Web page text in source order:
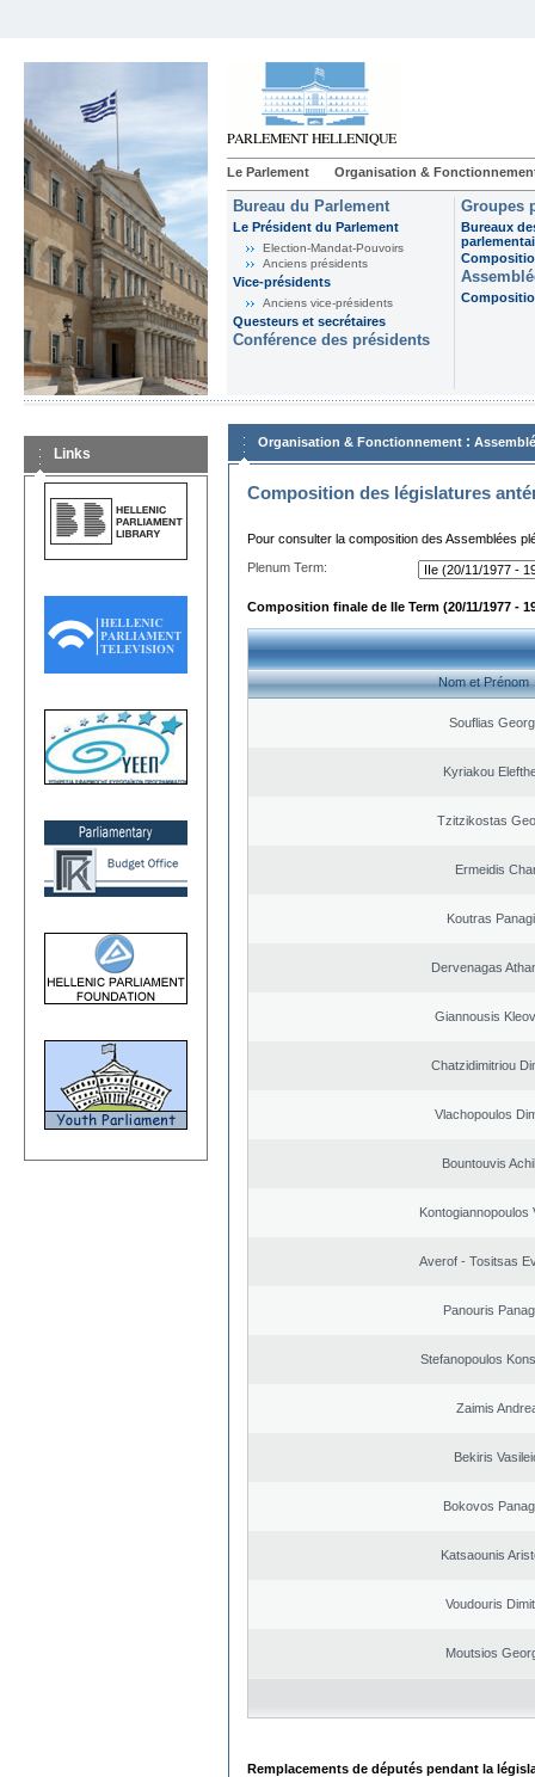
Le Parlement Organisation &
Bureau du Parlement
Le Président du Parlement
Election-Mandat-Pouvoirs
Anciens présidents
Vice-présidents
Anciens vice-présidents
Questeurs et secrétaires
Conférence des présidents
Groupes
Bureaux
Links
Organisation & Fonctionnement :
Composition des législatures
Pour consulter la composition des Assemblées
Plenum Term:
Composition finale de IIe Term (20/11/1977 -
Nom et Prénom
Souflias
Kyriakou
Tzitzikostas
Ermeidis
Koutras
Dervenagas
Giannousis
Chatzidimitriou
Vlachopoulos
Bountouvis
Kontogiannopoulos
Averof - Tositsas
Panouris
Stefanopoulos
Zaimis
Bekiris
Bokovos
Katsaounis
Voudouris
Moutsios
Remplacements de députés pendant la